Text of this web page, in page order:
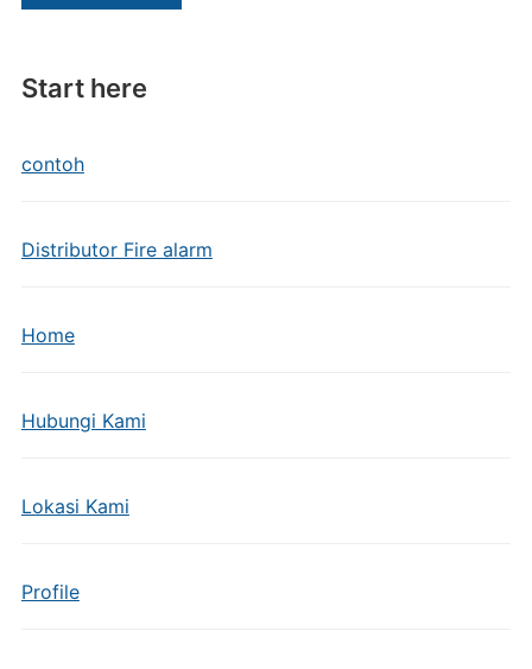
Start here
contoh
Distributor Fire alarm
Home
Hubungi Kami
Lokasi Kami
Profile